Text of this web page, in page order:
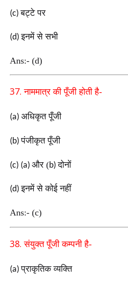
(c)बट्टे पर
(d)इनमें से सभी
Ans:- (d)
37.नाममात्र की पूँजी होती है-
(a) अधिकृत पूँजी
(b)पंजीकृत पूँजी
(c) (a) और (b)दोनों
(d)इनमें से कोई नहीं
Ans:- (c)
38.संयुक्त पूँजी कम्पनी है-
(a)प्राकृतिक व्यक्ति